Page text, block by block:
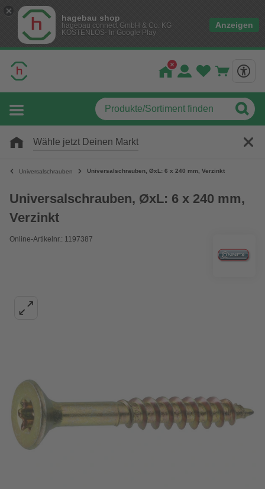
hagebau shop
hagebau connect GmbH & Co. KG
KOSTENLOS- In Google Play
Anzeigen
Wähle jetzt Deinen Markt
Universalschrauben Universalschrauben, ØxL: 6 x 240 mm, Verzinkt
Universalschrauben, ØxL: 6 x 240 mm,
Verzinkt
Online-Artikelnr.: 1197387